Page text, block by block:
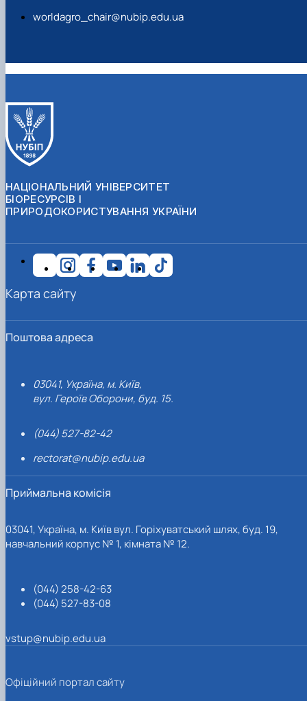
worldagro_chair@nubip.edu.ua
НАЦІОНАЛЬНИЙ УНІВЕРСИТЕТ
БІОРЕСУРСІВ І
ПРИРОДОКОРИСТУВАННЯ УКРАЇНИ
Поштова адреса
03041, Україна, м. Київ,
вул. Героїв Оборони, буд. 15.
(044) 527-82-42
rectorat@nubip.edu.ua
Приймальна комісія
03041, Україна, м. Київ вул. Горіхуватський шлях, буд. 19,
навчальний корпус № 1, кімната № 12.
(044) 258-42-63
(044) 527-83-08
vstup@nubip.edu.ua
Карта сайту
Офіційний портал сайту